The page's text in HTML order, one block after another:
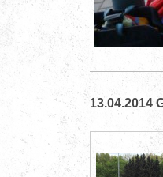
13.04.2014